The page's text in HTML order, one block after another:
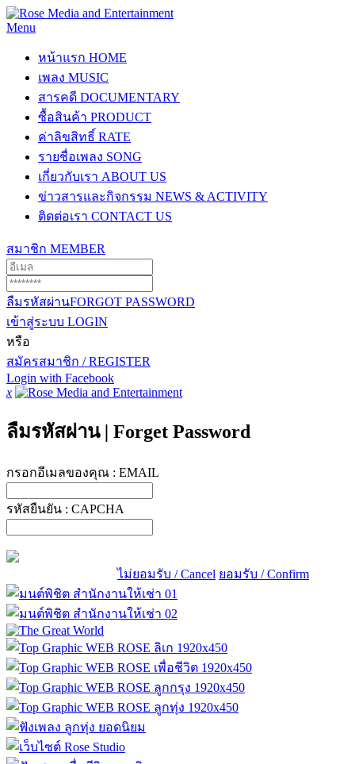
Menu
หน้าแรก HOME
เพลง MUSIC
สารคดี DOCUMENTARY
ซื้อสินค้า PRODUCT
ค่าลิขสิทธิ์ RATE
รายชื่อเพลง SONG
เกี่ยวกับเรา ABOUT US
ข่าวสารและกิจกรรม NEWS & ACTIVITY
ติดต่อเรา CONTACT US
สมาชิก MEMBER
ลืมรหัสผ่านFORGOT PASSWORD
เข้าสู่ระบบ LOGIN
หรือ
สมัครสมาชิก / REGISTER
Login with Facebook
x
ลืมรหัสผ่าน | Forget Password
กรอกอีเมลของคุณ : EMAIL
รหัสยืนยัน : CAPCHA
ไม่ยอมรับ / Cancel ยอมรับ / Confirm